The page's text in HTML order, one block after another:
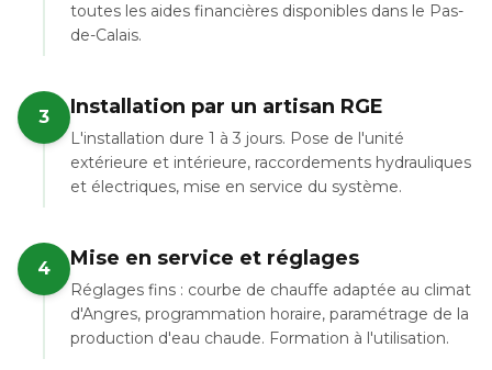
toutes les aides financières disponibles dans le Pas-
de-Calais.
3 Installation par un artisan RGE
L'installation dure 1 à 3 jours. Pose de l'unité
extérieure et intérieure, raccordements hydrauliques
et électriques, mise en service du système.
4 Mise en service et réglages
Réglages fins : courbe de chauffe adaptée au climat
d'Angres, programmation horaire, paramétrage de la
production d'eau chaude. Formation à l'utilisation.